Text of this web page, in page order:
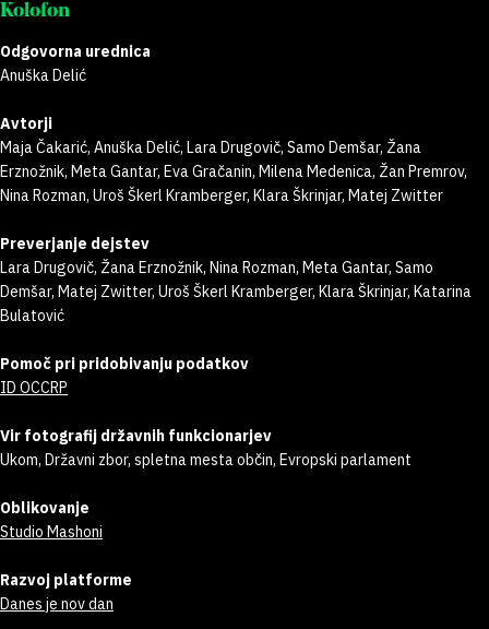
Kolofon
Odgovorna urednica
Anuška Delić
Avtorji
Maja Čakarić, Anuška Delić, Lara Drugovič, Samo Demšar, Žana
Erznožnik, Meta Gantar, Eva Gračanin, Milena Medenica, Žan Premrov,
Nina Rozman, Uroš Škerl Kramberger, Klara Škrinjar, Matej Zwitter
Preverjanje dejstev
Lara Drugovič, Žana Erznožnik, Nina Rozman, Meta Gantar, Samo
Demšar, Matej Zwitter, Uroš Škerl Kramberger, Klara Škrinjar, Katarina
Bulatović
Pomoč pri pridobivanju podatkov
ID OCCRP
Vir fotografij državnih funkcionarjev
Ukom, Državni zbor, spletna mesta občin, Evropski parlament
Oblikovanje
Studio Mashoni
Razvoj platforme
Danes je nov dan